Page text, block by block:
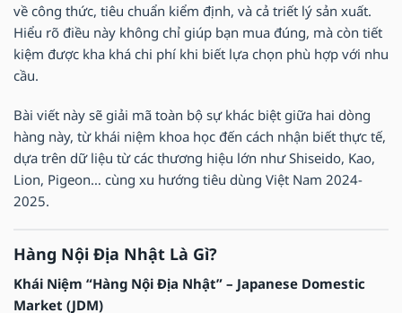
về công thức, tiêu chuẩn kiểm định, và cả triết lý sản xuất.
Hiểu rõ điều này không chỉ giúp bạn mua đúng, mà còn tiết
kiệm được kha khá chi phí khi biết lựa chọn phù hợp với nhu
cầu.
Bài viết này sẽ giải mã toàn bộ sự khác biệt giữa hai dòng
hàng này, từ khái niệm khoa học đến cách nhận biết thực tế,
dựa trên dữ liệu từ các thương hiệu lớn như Shiseido, Kao,
Lion, Pigeon… cùng xu hướng tiêu dùng Việt Nam 2024-
2025.
Hàng Nội Địa Nhật Là Gì?
Khái Niệm “Hàng Nội Địa Nhật” – Japanese Domestic
Market (JDM)